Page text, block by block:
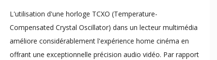
L'utilisation d'une horloge TCXO (Temperature-
Compensated Crystal Oscillator) dans un lecteur multimédia
améliore considérablement l'expérience home cinéma en
offrant une exceptionnelle précision audio vidéo. Par rapport